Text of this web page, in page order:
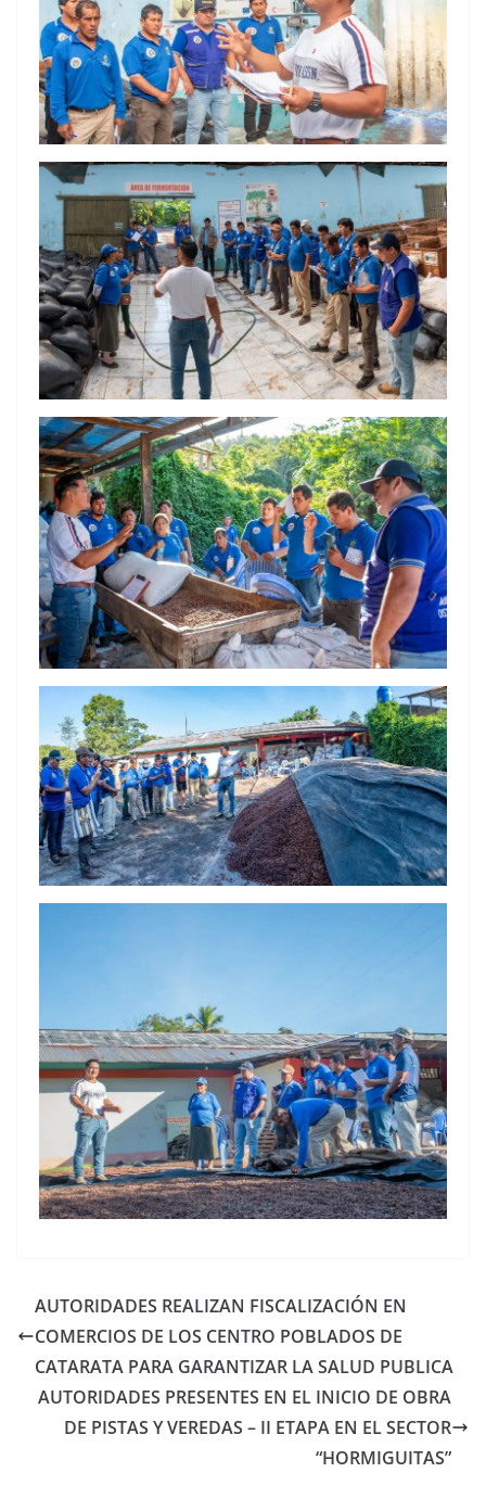
AUTORIDADES REALIZAN FISCALIZACIÓN EN
COMERCIOS DE LOS CENTRO POBLADOS DE
CATARATA PARA GARANTIZAR LA SALUD PUBLICA
AUTORIDADES PRESENTES EN EL INICIO DE OBRA
DE PISTAS Y VEREDAS – II ETAPA EN EL SECTOR
“HORMIGUITAS”